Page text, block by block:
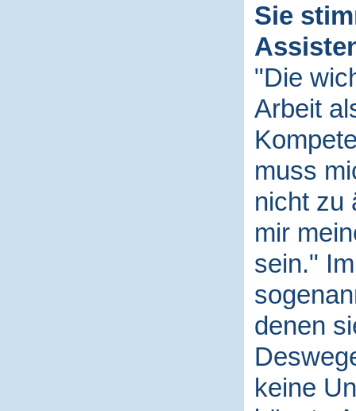
Sie
"Die
Arbeit
muss
nicht zu
mir
sein."
denen
keine